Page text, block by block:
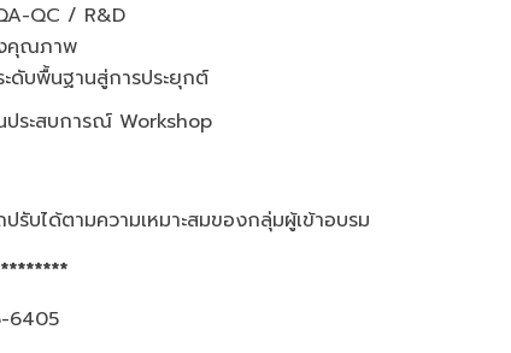
QC / R&D
งคุณภาพ
ะดับพื้นฐานสู่การประยุกต์
ระสบการณ์ Workshop
บได้ตามความเหมาะสมของกลุ่มผู้เข้าอบรม
6405